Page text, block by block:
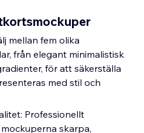
mellan fem olika
från elegant minimalistisk
för att säkerställa
med stil och
Professionellt
skarpa,